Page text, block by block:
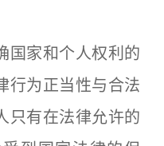
家和个人权利的
行为正当性与合法
只有在法律允许的